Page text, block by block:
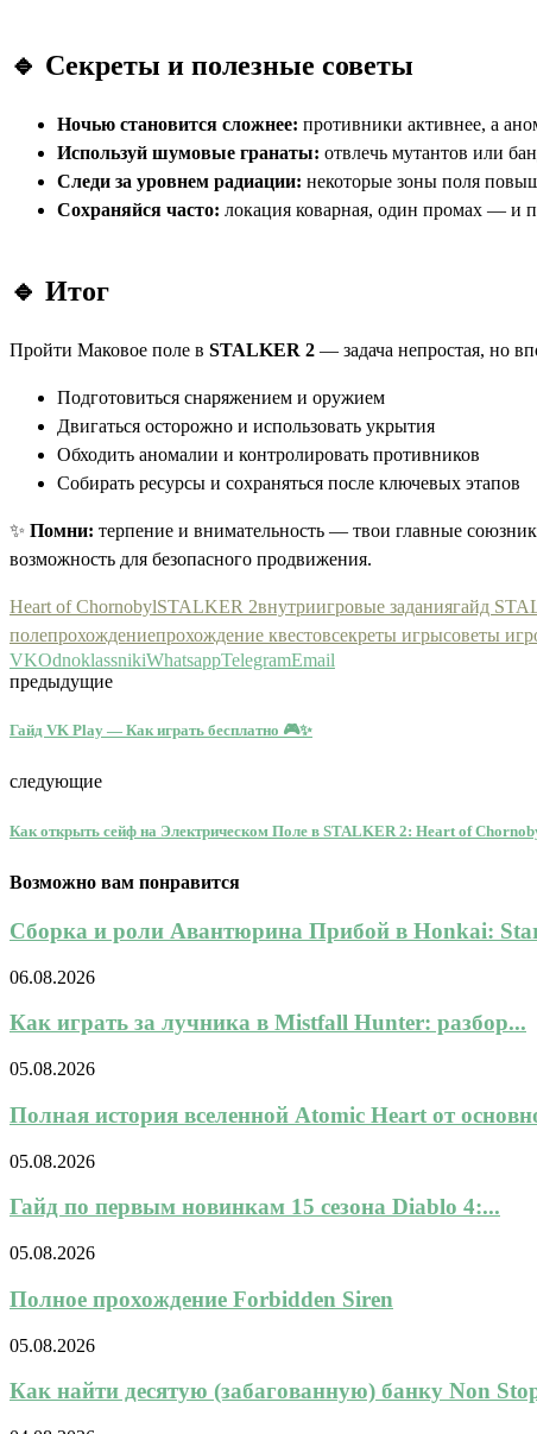
🔹 Секреты и полезные советы
Ночью становится сложнее: противники активнее, а
Используй шумовые гранаты: отвлечь мутантов или
Следи за уровнем радиации: некоторые зоны поля
Сохраняйся часто: локация коварная, один промах — и
🔹 Итог
Пройти Маковое поле в STALKER 2 — задача непростая, но
Подготовиться снаряжением и оружием
Двигаться осторожно и использовать укрытия
Обходить аномалии и контролировать противников
Собирать ресурсы и сохраняться после ключевых этапов
✨ Помни: терпение и внимательность — твои главные
возможность для безопасного продвижения.
Heart of ChornobylSTALKER 2внутриигровые заданиягайд
полепрохождениепрохождение квестовсекреты игрысоветы
VKOdnoklassnikiWhatsappTelegramEmail
предыдущие
Гайд VK Play — Как играть бесплатно 🎮✨
следующие
Как открыть сейф на Электрическом Поле в STALKER 2: Heart of
Возможно вам понравится
Сборка и роли Авантюрина Прибой в Honkai:
06.08.2026
Как играть за лучника в Mistfall Hunter: разбор...
05.08.2026
Полная история вселенной Atomic Heart от
05.08.2026
Гайд по первым новинкам 15 сезона Diablo 4:...
05.08.2026
Полное прохождение Forbidden Siren
05.08.2026
Как найти десятую (забагованную) банку Non